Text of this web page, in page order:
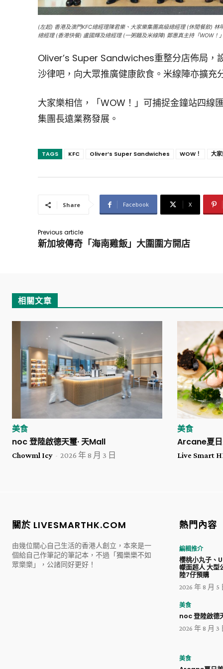
(左起) 香港及澳門KFC總經理陳君樂、大家樂集團高級總經理 (休閒餐飲)
總經理 (香港快餐) 盧國輝及總經理 (一粥麵及米線陣) 鄭惠真主持「WOW！
Oliver’s Super Sandwiches重整分店佈局，
沙律吧，向大眾推廣健康飲食。米線陣亦擴充
大家樂相信，「WOW！」可捕捉金鐘站四線
集團長遠業務發展。
TAGS KFC Oliver’s Super Sandwiches WOW！ 大
Share Facebook X
Previous article
新加坡傳奇「海南雞飯」大圍圍方開店
相關文章
美食
noc 登陸啟德天璽· 天Mall
Chowml Icy - 2026 年 8 月 3 日
美食
Arcane夏日
Live Smart
關於 LIVESMARTHK.COM
由幾位關心自己生活的香港人創立，本來是一
個給自己作筆記的筆記本，不過「獨樂樂不如
眾樂樂」，公諸同好更好！
熱門內容
編輯推介
櫻桃小丸子
幪面超人 大型
陸7仔預購
2026 年 8 月 5
美食
noc 登陸啟德
2026 年 8 月 3
美食